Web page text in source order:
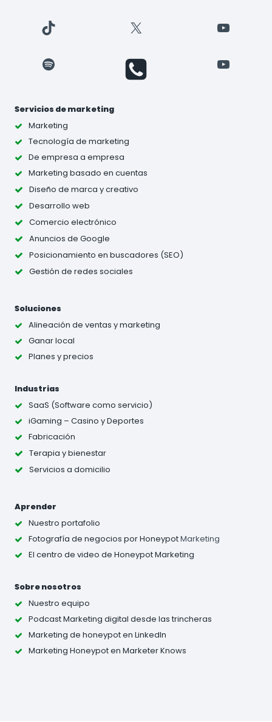
TikTok X YouTube
Spotify YouTube
Servicios de marketing
Marketing
Tecnología de marketing
De empresa a empresa
Marketing basado en cuentas
Diseño de marca y creativo
Desarrollo web
Comercio electrónico
Anuncios de Google
Posicionamiento en buscadores (SEO)
Gestión de redes sociales
Soluciones
Alineación de ventas y marketing
Ganar local
Planes y precios
Industrias
SaaS (Software como servicio)
iGaming – Casino y Deportes
Fabricación
Terapia y bienestar
Servicios a domicilio
Aprender
Nuestro portafolio
Fotografía de negocios por HoneypotMarketing
El centro de video de Honeypot Marketing
Sobre nosotros
Nuestro equipo
Podcast Marketing digital desde las trincheras
Marketing de honeypot en LinkedIn
Marketing Honeypot en Marketer Knows